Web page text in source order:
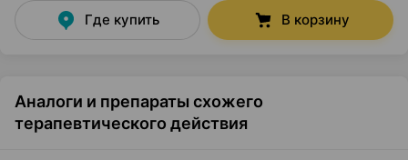
Где купить В корзину
Аналоги и препараты схожего
терапевтического действия